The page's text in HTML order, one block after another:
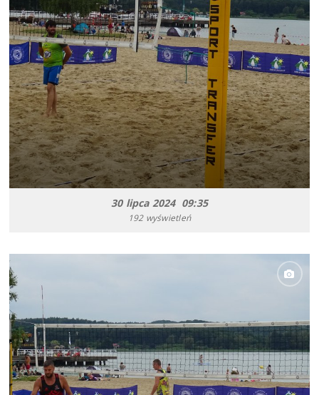
30 lipca 2024 09:35
192 wyświetleń